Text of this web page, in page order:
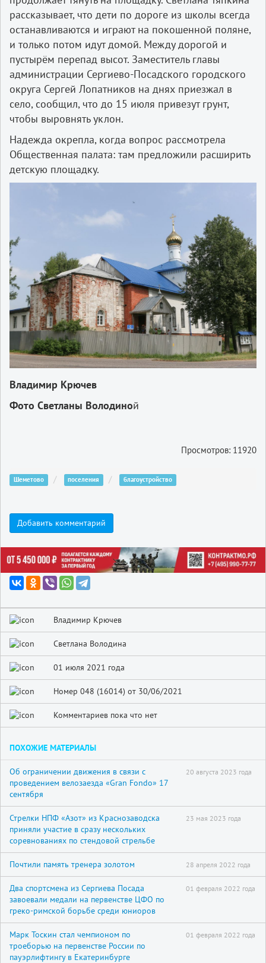
рассказывает, что дети по дороге из школы всегда
останавливаются и играют на покошенной поляне,
и только потом идут домой. Между дорогой и
пустырём перепад высот. Заместитель главы
администрации Сергиево-Посадского городского
округа Сергей Лопатников на днях приезжал в
село, сообщил, что до 15 июля привезут грунт,
чтобы выровнять уклон.
Надежда окрепла, когда вопрос рассмотрела
Общественная палата: там предложили расширить
детскую площадку.
Владимир Крючев
Фото Светланы Володиной
Просмотров: 11920
Шеметово поселения благоустройство
Добавить комментарий
Владимир Крючев
Светлана Володина
01 июля 2021 года
Номер 048 (16014) от 30/06/2021
Комментариев пока что нет
ПОХОЖИЕ МАТЕРИАЛЫ
Об ограничении движения в связи с
проведением велозаезда «Gran Fondo» 17
сентября
20 августа 2023 года
Стрелки НПФ «Азот» из Краснозаводска
приняли участие в сразу нескольких
соревнованиях по стендовой стрельбе
23 мая 2023 года
Почтили память тренера золотом 28 апреля 2022 года
Два спортсмена из Сергиева Посада
завоевали медали на первенстве ЦФО по
греко-римской борьбе среди юниоров
01 февраля 2022 года
Марк Тоскин стал чемпионом по
троеборью на первенстве России по
пауэрлифтингу в Екатеринбурге
01 февраля 2022 года